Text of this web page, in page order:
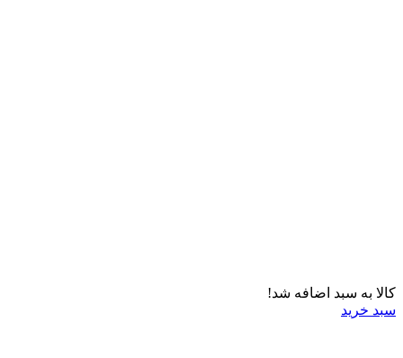
کالا به سبد اضافه شد!
سبد خرید